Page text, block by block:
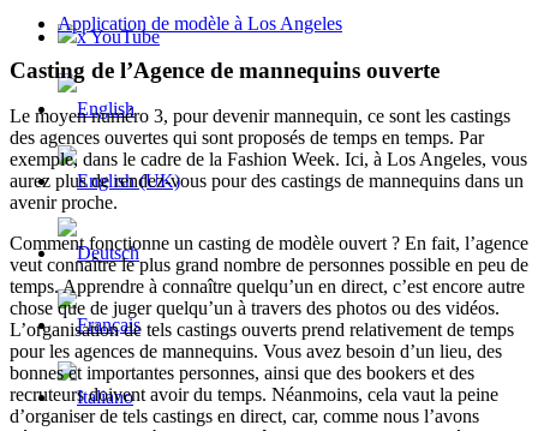
x YouTube
Application de modèle à Los Angeles
Casting de l’Agence de mannequins ouverte
Le moyen numéro 3, pour devenir mannequin, ce sont les castings
des agences ouvertes qui sont proposés de temps en temps. Par
exemple, dans le cadre de la Fashion Week. Ici, à Los Angeles, vous
aurez plus de rendez-vous pour des castings de mannequins dans un
avenir proche.
Comment fonctionne un casting de modèle ouvert ? En fait, l’agence
veut connaître le plus grand nombre de personnes possible en peu de
temps. Apprendre à connaître quelqu’un en direct, c’est encore autre
chose que de juger quelqu’un à travers des photos ou des vidéos.
L’organisation de tels castings ouverts prend relativement de temps
pour les agences de mannequins. Vous avez besoin d’un lieu, des
bonnes et importantes personnes, ainsi que des bookers et des
recruteurs doivent avoir du temps. Néanmoins, cela vaut la peine
d’organiser de tels castings en direct, car, comme nous l’avons